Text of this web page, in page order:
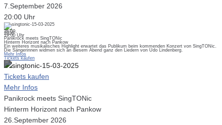
7.September 2026
20:00 Uhr
26.09.
2026
19:00 Uhr
Panikrock meets SingTONic
Hinterm Horizont nach Pankow
Ein weiteres musikalisches Highlight erwartet das Publikum beim kommenden Konzert von SingTONic.
Die Sängerinnen widmen sich an diesem Abend ganz den Liedern von Udo Lindenberg.
Mehr Infos
Tickets kaufen
Tickets kaufen
Mehr Infos
Panikrock meets SingTONic
Hinterm Horizont nach Pankow
26.September 2026